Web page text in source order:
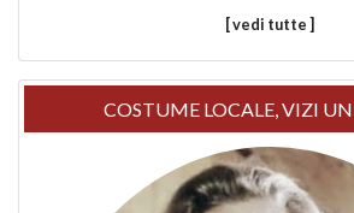
[ vedi tutte ]
COSTUME LOCALE, VIZI